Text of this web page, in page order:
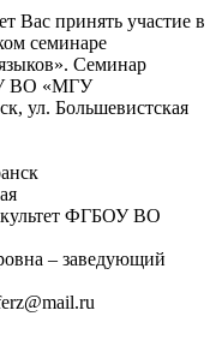
Вас принять участие в
семинарe
Семинар
ВО «МГУ
ул. Большевистская
ФГБОУ ВО
– заведующий